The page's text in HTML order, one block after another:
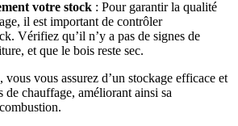
votre stock : Pour garantir la qualité
il est important de contrôler
Vérifiez qu’il n’y a pas de signes de
et que le bois reste sec.
vous vous assurez d’un stockage efficace et
de chauffage, améliorant ainsi sa